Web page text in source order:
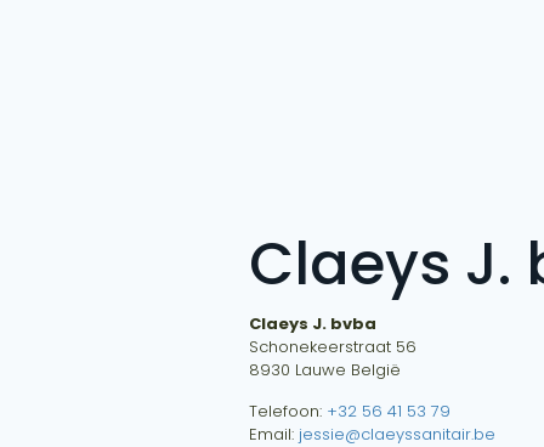
Claeys J.
Claeys J. bvba
Schonekeerstraat 56
8930 Lauwe België
Telefoon: +32 56 41 53 79
Email: jessie@claeyssanitair.be